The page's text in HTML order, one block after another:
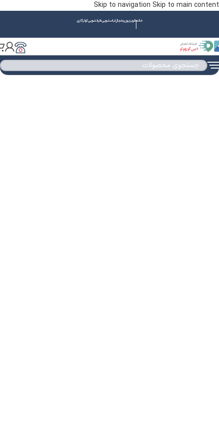
Skip to navigation Skip to main content
خانهتلویزیونیخچاللباسشوییظرفشوییکولرگازی